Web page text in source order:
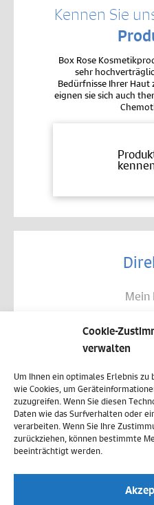
Cookie-
verwalten
Um Ihnen ein optimales Erlebnis
wie Cookies, um
zuzugreifen. Wenn Sie diesen
Daten wie das Surfverhalten oder
verarbeiten. Wenn Sie Ihre
zurückziehen, können bestimmte
beeinträchtigt werden.
Kennen Sie
Box Rose
sehr
Bedürfnisse Ihrer
eignen sie sich auch
Mein
Allgemeine
Versand
Cookie-